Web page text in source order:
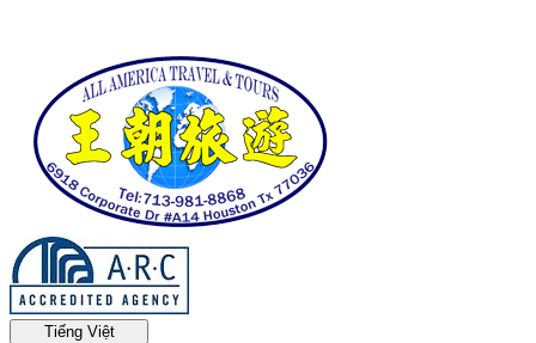
Tiếng Việt